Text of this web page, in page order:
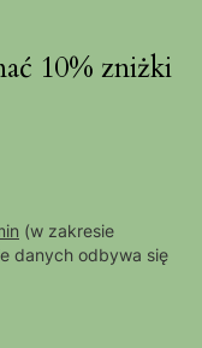
10% zniżki
(w zakresie
danych odbywa się